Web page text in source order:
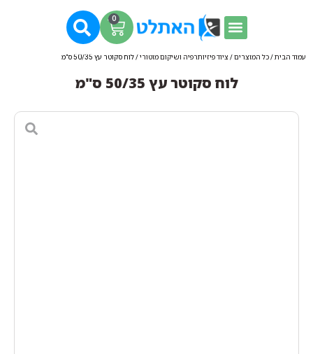
0
עמוד הבית/כל המוצרים/ ציוד פיזיותרפיה ושיקום מוטורי/ לוח סקוטר עץ 50/35 ס"מ
לוח סקוטר עץ 50/35 ס"מ